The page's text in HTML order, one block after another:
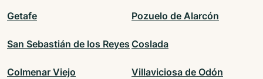
Getafe Pozuelo de Alarcón
San Sebastián de los Reyes Coslada
Colmenar Viejo Villaviciosa de Odón